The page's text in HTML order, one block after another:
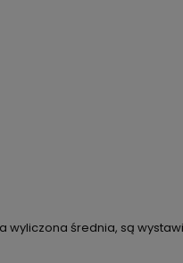
wyliczona średnia, są